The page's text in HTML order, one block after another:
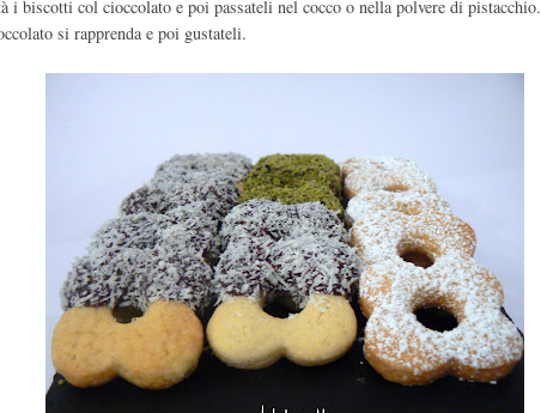
i biscotti col cioccolato e poi passateli nel cocco o nella polvere di pistacchio.
si rapprenda e poi gustateli.